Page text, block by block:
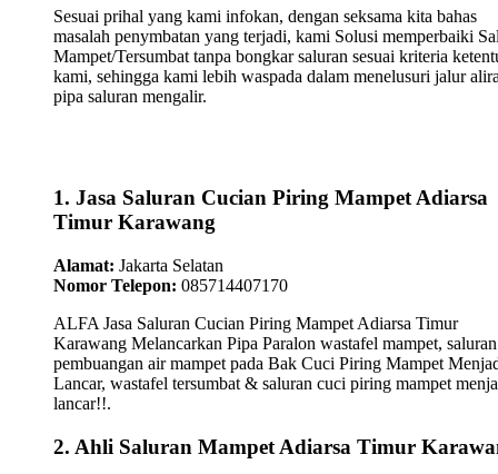
Sesuai prihal yang kami infokan, dengan seksama kita bahas
masalah penymbatan yang terjadi, kami Solusi memperbaiki
Mampet/Tersumbat tanpa bongkar saluran sesuai kriteria
kami, sehingga kami lebih waspada dalam menelusuri jalur
pipa saluran mengalir.
1. Jasa Saluran Cucian Piring Mampet Adiarsa
Timur Karawang
Alamat: Jakarta Selatan
Nomor Telepon: 085714407170
ALFA Jasa Saluran Cucian Piring Mampet Adiarsa Timur
Karawang Melancarkan Pipa Paralon wastafel mampet, saluran
pembuangan air mampet pada Bak Cuci Piring Mampet
Lancar, wastafel tersumbat & saluran cuci piring mampet
lancar!!.
2. Ahli Saluran Mampet Adiarsa Timur